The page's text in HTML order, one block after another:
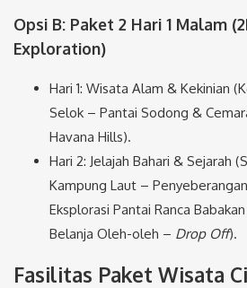
Opsi B: Paket 2 Hari 1 Malam
Exploration)
Hari 1: Wisata Alam & Kekinian
Selok – Pantai Sodong &
Havana Hills).
Hari 2: Jelajah Bahari & Sejarah
Kampung Laut –
Eksplorasi Pantai Ranca
Belanja Oleh-oleh – Drop Off).
Fasilitas Paket Wisata